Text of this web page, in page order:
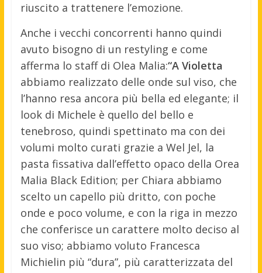
riuscito a trattenere l’emozione.
Anche i vecchi concorrenti hanno quindi
avuto bisogno di un restyling e come
afferma lo staff di Olea Malia:“A Violetta
abbiamo realizzato delle onde sul viso, che
l’hanno resa ancora più bella ed elegante; il
look di Michele è quello del bello e
tenebroso, quindi spettinato ma con dei
volumi molto curati grazie a Wel Jel, la
pasta fissativa dall’effetto opaco della Orea
Malia Black Edition; per Chiara abbiamo
scelto un capello più dritto, con poche
onde e poco volume, e con la riga in mezzo
che conferisce un carattere molto deciso al
suo viso; abbiamo voluto Francesca
Michielin più “dura”, più caratterizzata del